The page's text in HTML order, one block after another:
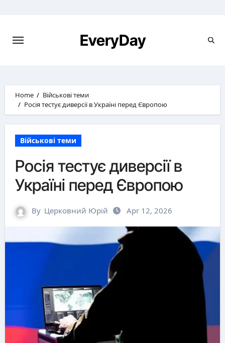
EveryDay
Home
Військові теми
Росія тестує диверсії в Україні перед Європою
Військові теми
Росія тестує диверсії в
Україні перед Європою
By Церковний Юрій Apr 12, 2026